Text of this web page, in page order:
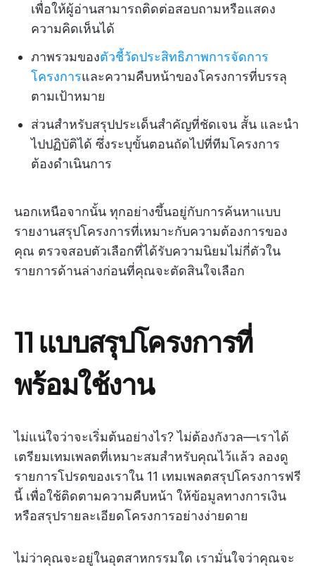
เพื่อให้ผู้อ่านสามารถติดต่อสอบถามหรือแสดง
ความคิดเห็นได้
ภาพรวมของตัวชี้วัดประสิทธิภาพการจัดการ
โครงการและความคืบหน้าของโครงการที่บรรลุ
ตามเป้าหมาย
ส่วนสำหรับสรุปประเด็นสำคัญที่ชัดเจน สั้น และนำ
ไปปฏิบัติได้ ซึ่งระบุขั้นตอนถัดไปที่ทีมโครงการ
ต้องดำเนินการ
นอกเหนือจากนั้น ทุกอย่างขึ้นอยู่กับการค้นหาแบบ
รายงานสรุปโครงการที่เหมาะกับความต้องการของ
คุณ ตรวจสอบตัวเลือกที่ได้รับความนิยมไม่กี่ตัวใน
รายการด้านล่างก่อนที่คุณจะตัดสินใจเลือก
11 แบบสรุปโครงการที่
พร้อมใช้งาน
ไม่แน่ใจว่าจะเริ่มต้นอย่างไร? ไม่ต้องกังวล—เราได้
เตรียมเทมเพลตที่เหมาะสมสำหรับคุณไว้แล้ว ลองดู
รายการโปรดของเราใน 11 เทมเพลตสรุปโครงการฟรี
นี้ เพื่อใช้ติดตามความคืบหน้า ให้ข้อมูลทางการเงิน
หรือสรุปรายละเอียดโครงการอย่างง่ายดาย
ไม่ว่าคุณจะอยู่ในอุตสาหกรรมใด เรามั่นใจว่าคุณจะ